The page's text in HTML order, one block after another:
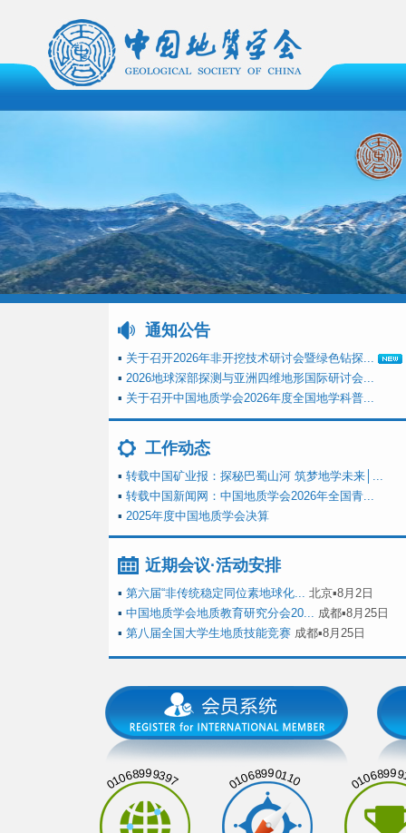
通知公告
▪ 关于召开2026年非开挖技术研讨会暨绿色钻探...
▪ 2026地球深部探测与亚洲四维地形国际研讨会...
▪ 关于召开中国地质学会2026年度全国地学科普...
工作动态
▪ 转载中国矿业报：探秘巴蜀山河 筑梦地学未来│...
▪ 转载中国新闻网：中国地质学会2026年全国青...
▪ 2025年度中国地质学会决算
近期会议·活动安排
▪ 第六届“非传统稳定同位素地球化... 北京▪8月2日
▪ 中国地质学会地质教育研究分会20... 成都▪8月25日
▪ 第八届全国大学生地质技能竞赛 成都▪8月25日
01068999397 01068990110